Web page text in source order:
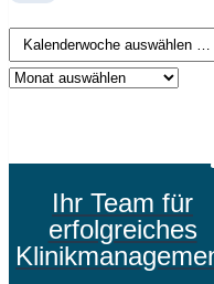
Ihr Team für
erfolgreiches